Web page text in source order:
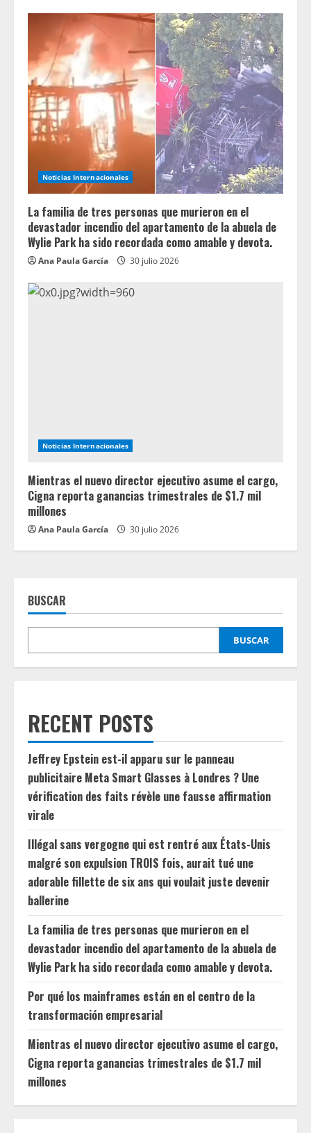
Noticias Internacionales
La familia de tres personas que murieron en el
devastador incendio del apartamento de la abuela de
Wylie Park ha sido recordada como amable y devota.
Ana Paula García 30 julio 2026
Noticias Internacionales
Mientras el nuevo director ejecutivo asume el cargo,
Cigna reporta ganancias trimestrales de $1.7 mil
millones
Ana Paula García 30 julio 2026
BUSCAR
BUSCAR
RECENT POSTS
Jeffrey Epstein est-il apparu sur le panneau
publicitaire Meta Smart Glasses à Londres ? Une
vérification des faits révèle une fausse affirmation
virale
Illégal sans vergogne qui est rentré aux États-Unis
malgré son expulsion TROIS fois, aurait tué une
adorable fillette de six ans qui voulait juste devenir
ballerine
La familia de tres personas que murieron en el
devastador incendio del apartamento de la abuela de
Wylie Park ha sido recordada como amable y devota.
Por qué los mainframes están en el centro de la
transformación empresarial
Mientras el nuevo director ejecutivo asume el cargo,
Cigna reporta ganancias trimestrales de $1.7 mil
millones